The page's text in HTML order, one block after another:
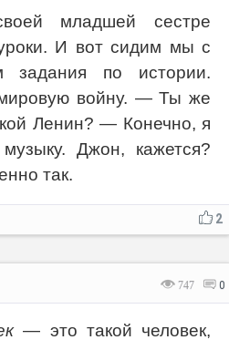
младшей сестре
И вот сидим мы с
задания по истории.
войну. — Ты же
Ленин? — Конечно, я
Джон, кажется?
так.
2
747 0
— это такой человек,